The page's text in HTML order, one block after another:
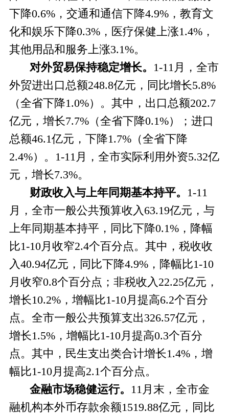
下降0.6%，交通和通信下降4.9%，教育文
化和娱乐下降0.3%，医疗保健上涨1.4%，
其他用品和服务上涨3.1%。
对外贸易保持稳定增长。 1-11 月，全市
外贸进出口总额248.8亿元，同比增长5.8%
（全省下降1.0%）。其中，出口总额202.7
亿元，增长7.7%（全省下降0.1%）；进口
总额46.1亿元，下降1.7%（全省下降
2.4%）。1-11月，全市实际利用外资5.32亿
元，增长7.3%。
财政收入与上年同期基本持平。 1-11
月，全市一般公共预算收入63.19亿元，与
上年同期基本持平，同比下降0.1%，降幅
比1-10月收窄2.4个百分点。其中，税收收
入40.94亿元，同比下降4.9%，降幅比1-10
月收窄0.8个百分点；非税收入22.25亿元，
增长10.2%，增幅比1-10月提高6.2个百分
点。全市一般公共预算支出326.57亿元，
增长1.5%，增幅比1-10月提高0.3个百分
点。其中，民生支出类合计增长1.4%，增
幅比1-10月提高2.1个百分点。
金融市场稳健运行。 11 月末，全市金
融机构本外币存款余额1519.88亿元，同比